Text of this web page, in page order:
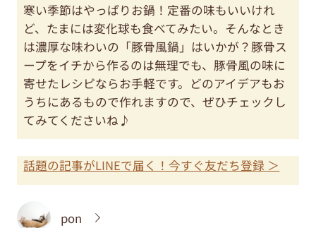
寒い季節はやっぱりお鍋！定番の味もいいけれ
ど、たまには変化球も食べてみたい。そんなとき
は濃厚な味わいの「豚骨風鍋」はいかが？豚骨ス
ープをイチから作るのは無理でも、豚骨風の味に
寄せたレシピならお手軽です。どのアイデアもお
うちにあるもので作れますので、ぜひチェックし
てみてくださいね♪
話題の記事がLINEで届く！今すぐ友だち登録 ＞
pon